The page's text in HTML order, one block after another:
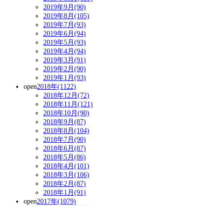
2019年9月(90)
2019年8月(105)
2019年7月(93)
2019年6月(94)
2019年5月(93)
2019年4月(94)
2019年3月(91)
2019年2月(90)
2019年1月(93)
open2018年(1122)
2018年12月(72)
2018年11月(121)
2018年10月(90)
2018年9月(87)
2018年8月(104)
2018年7月(90)
2018年6月(87)
2018年5月(86)
2018年4月(101)
2018年3月(106)
2018年2月(87)
2018年1月(91)
open2017年(1079)